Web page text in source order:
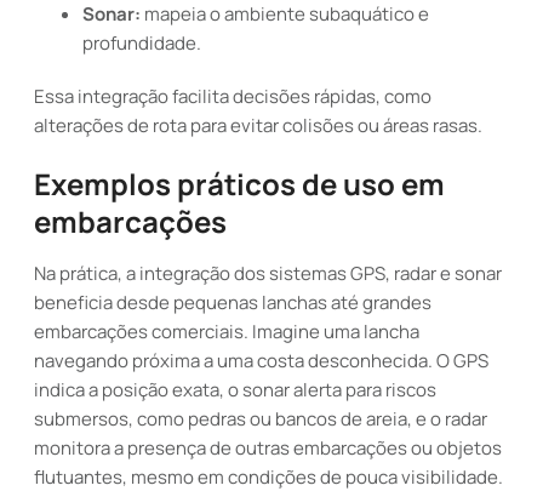
Sonar: mapeia o ambiente subaquático e
profundidade.
Essa integração facilita decisões rápidas, como
alterações de rota para evitar colisões ou áreas rasas.
Exemplos práticos de uso em
embarcações
Na prática, a integração dos sistemas GPS, radar e sonar
beneficia desde pequenas lanchas até grandes
embarcações comerciais. Imagine uma lancha
navegando próxima a uma costa desconhecida. O GPS
indica a posição exata, o sonar alerta para riscos
submersos, como pedras ou bancos de areia, e o radar
monitora a presença de outras embarcações ou objetos
flutuantes, mesmo em condições de pouca visibilidade.